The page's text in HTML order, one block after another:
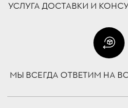
УСЛУГА ДОСТАВКИ И
МЫ ВСЕГДА ОТВЕТИМ НА